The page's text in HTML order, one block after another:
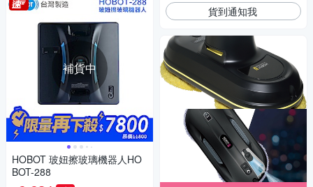
補貨中
HOBOT 玻妞擦玻璃機器人HO
BOT-288
貨到通知我